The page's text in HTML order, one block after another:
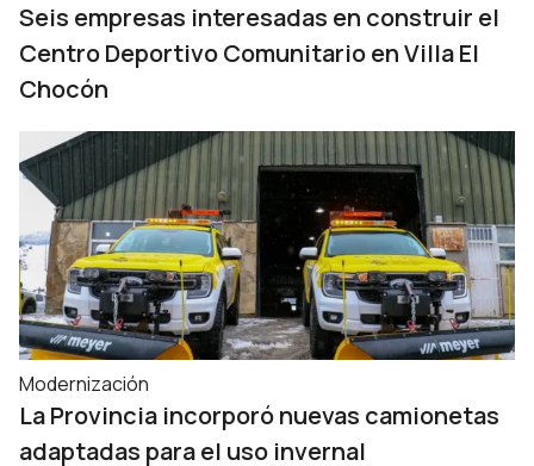
Seis empresas interesadas en construir el
Centro Deportivo Comunitario en Villa El
Chocón
Modernización
La Provincia incorporó nuevas camionetas
adaptadas para el uso invernal